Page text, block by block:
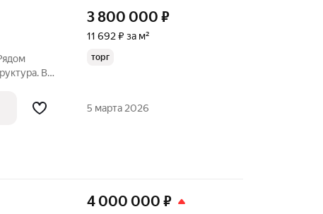
В
3 800 000 ₽
11 692 ₽ за м²
торг
5 марта 2026
4 000 000 ₽